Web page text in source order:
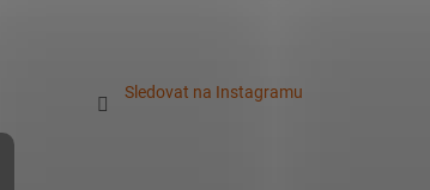
Sledovat na Instagramu